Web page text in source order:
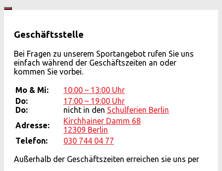
Geschäftsstelle
Bei Fragen zu unserem Sportangebot rufen Sie uns
einfach während der Geschäftszeiten an oder
kommen Sie vorbei.
Mo & Mi:
10:00 – 13:00 Uhr
Do:
Do:
17:00 – 19:00 Uhr
nicht in den Schulferien Berlin
Adresse:
Kirchhainer Damm 68
12309 Berlin
Telefon:
030 744 04 77
Außerhalb der Geschäftszeiten erreichen sie uns per